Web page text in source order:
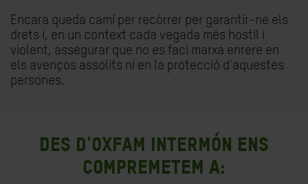
Encara queda camí per recórrer per garantir-ne els
drets i, en un context cada vegada més hostil i
violent, assegurar que no es faci marxa enrere en
els avenços assolits ni en la protecció d’aquestes
persones.
DES D'OXFAM INTERMÓN ENS
COMPREMETEM A: